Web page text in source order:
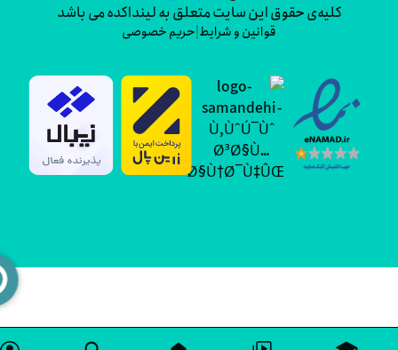
کلیه‌ی حقوق این سایت متعلق به لینداکده می باشد
قوانین و شرایط |حریم خصوصی